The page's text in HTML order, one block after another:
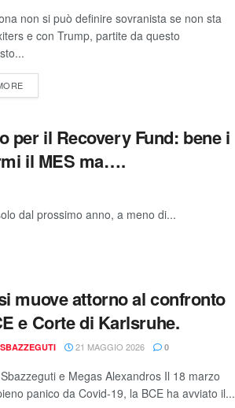
non si può definire sovranista se non sta
e con Trump, partite da questo
per il Recovery Fund: bene i
il MES ma….
dal prossimo anno, a meno di...
muove attorno al confronto
e Corte di Karlsruhe.
21 MAGGIO 2026 0
e Megas Alexandros Il 18 marzo
panico da Covid-19, la BCE ha avviato il...